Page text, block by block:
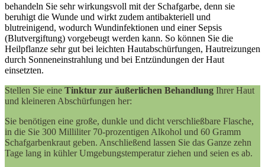
behandeln Sie sehr wirkungsvoll mit der Schafgarbe, denn sie
beruhigt die Wunde und wirkt zudem antibakteriell und
blutreinigend, wodurch Wundinfektionen und einer Sepsis
(Blutvergiftung) vorgebeugt werden kann. So können Sie die
Heilpflanze sehr gut bei leichten Hautabschürfungen, Hautreizungen
durch Sonneneinstrahlung und bei Entzündungen der Haut
einsetzten.
Stellen Sie eine Tinktur zur äußerlichen Behandlung Ihrer Haut
und kleineren Abschürfungen her:
Sie benötigen eine große, dunkle und dicht verschließbare Flasche,
in die Sie 300 Milliliter 70-prozentigen Alkohol und 60 Gramm
Schafgarbenkraut geben. Anschließend lassen Sie das Ganze zehn
Tage lang in kühler Umgebungstemperatur ziehen und seien es ab.